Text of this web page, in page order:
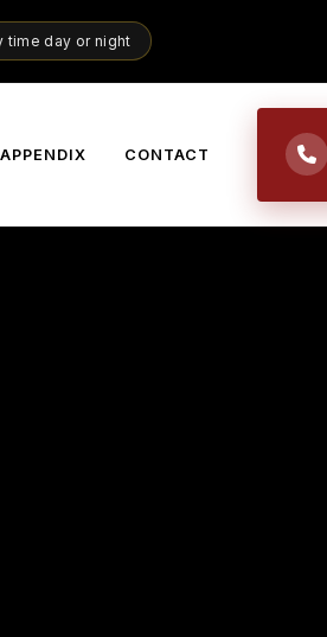
time day or night
APPENDIX CONTACT